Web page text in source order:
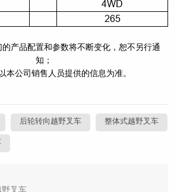
4WD
265
产品配置和参数将不断变化，恕不另行通
知；
本公司销售人员提供的信息为准。
后轮转向越野叉车 整体式越野叉车